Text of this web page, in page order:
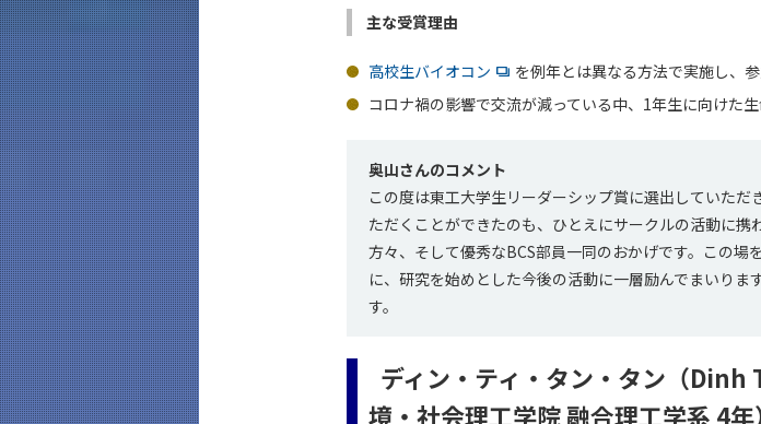
主な受賞理由
高校生バイオコン
を例年とは異なる方法で実施し、
コロナ禍の影響で交流が減っている中、1年生に向けた
奥山さんのコメント
この度は東工大学生リーダーシップ賞に選出していた
ただくことができたのも、ひとえにサークルの活動に
方々、そして優秀なBCS部員一同のおかげです。この
に、研究を始めとした今後の活動に一層励んでまいり
す。
ディン・ティ・タン・タン（
境・社会理工学院 融合理工学系 4年